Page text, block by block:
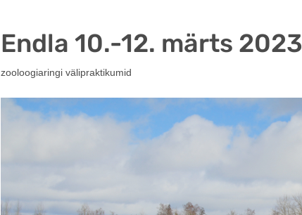
Endla 10.-12. märts 2023
zooloogiaringi välipraktikumid